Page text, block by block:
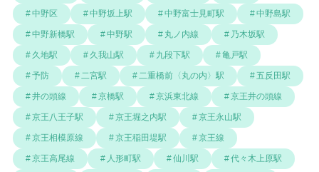
中野区 中野坂上駅 中野富士見町駅 中野島駅
中野新橋駅 中野駅 丸ノ内線 乃木坂駅
久地駅 久我山駅 九段下駅 亀戸駅
予防 二宮駅 二重橋前〈丸の内〉駅 五反田駅
井の頭線 京橋駅 京浜東北線 京王井の頭線
京王八王子駅 京王堀之内駅 京王永山駅
京王相模原線 京王稲田堤駅 京王線
京王高尾線 人形町駅 仙川駅 代々木上原駅